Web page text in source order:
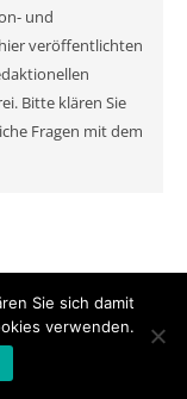
und
veröffentlichten
Bitte klären Sie
Fragen mit dem
Sie sich damit
verwenden.